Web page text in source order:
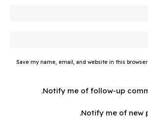
Save my name, email, and website in this
Notify me of follow-up
Notify me of new